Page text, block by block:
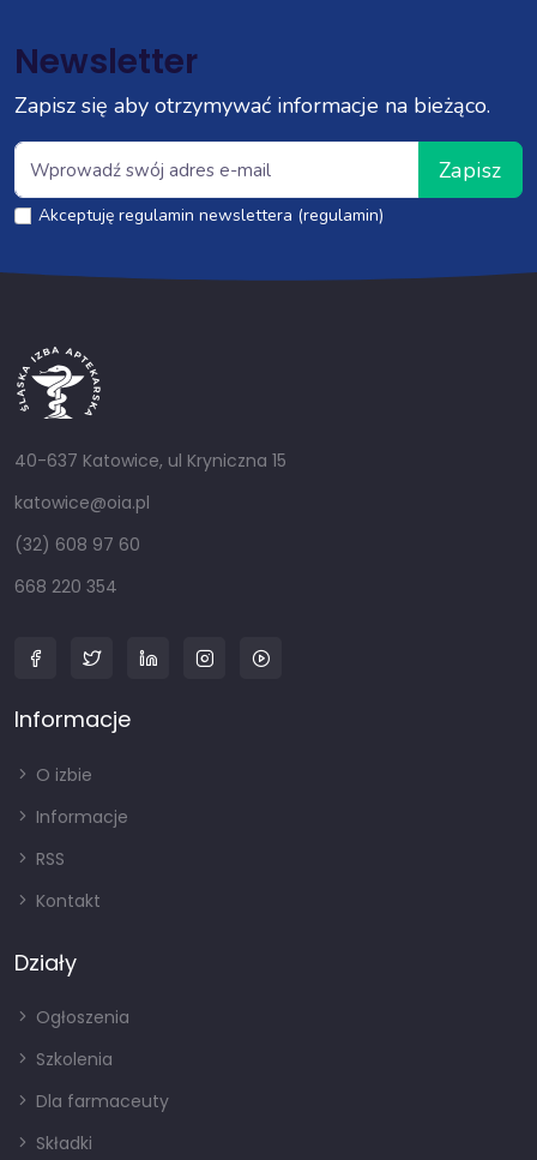
Newsletter
Zapisz się aby otrzymywać informacje na bieżąco.
Zapisz
Akceptuję regulamin newslettera (regulamin)
40-637 Katowice, ul Kryniczna 15
katowice@oia.pl
(32) 608 97 60
668 220 354
Informacje
O izbie
Informacje
RSS
Kontakt
Działy
Ogłoszenia
Szkolenia
Dla farmaceuty
Składki